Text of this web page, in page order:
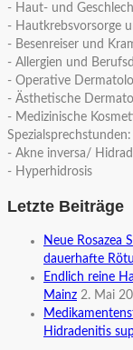
- Haut- und
- Hautkrebsvorsorge
- Besenreiser und
- Allergien und
- Operative
- Ästhetische
- Medizinische
Spezialsprechstunden:
- Akne inversa/
- Hyperhidrosis
Letzte Beiträge
Neue Rosazea
dauerhafte
Endlich reine
Mainz 2. Mai
Hidradenitis